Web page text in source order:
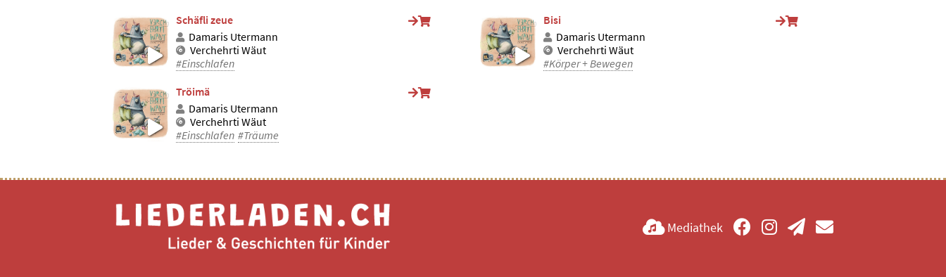
Schäfli zeue
Damaris Utermann
Verchehrti Wäut
#Einschlafen
Bisi
Damaris Utermann
Verchehrti Wäut
#Körper + Bewegen
Tröimä
Damaris Utermann
Verchehrti Wäut
#Einschlafen #Träume
Mediathek